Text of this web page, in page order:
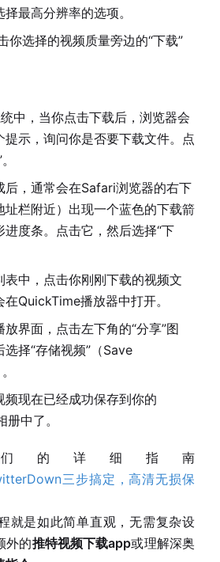
择最高分辨率的选项。
你选择的视频质量旁边的“下载”
中，当你点击下载后，浏览器会
提示，询问你是否要下载文件。点
后，通常会在Safari浏览器的右下
址栏附近）出现一个蓝色的下载箭
进度条。点击它，然后选择“下
表中，点击你刚刚下载的视频文
在QuickTime播放器中打开。
放界面，点击左下角的“分享”图
选择“存储视频”（Save
频现在已经成功保存到你的
册中了。
的详细指南
三步搞定，高清无损保
就是如此简单直观，无需复杂设
外的推特视频下载app或理解深奥